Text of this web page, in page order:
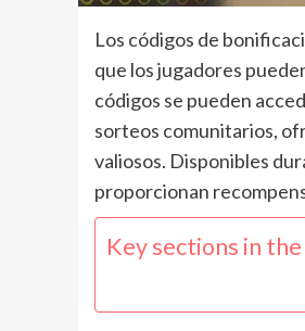
Los códigos de
que los jugadores
códigos se pueden
sorteos comunitarios,
valiosos. Disponibles
proporcionan
Key sections in